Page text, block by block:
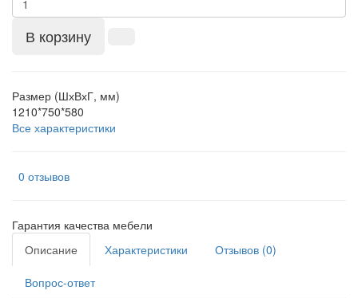
В корзину
Размер (ШхВхГ, мм)
1210*750*580
Все характеристики
0 отзывов
Гарантия качества мебели
Описание
Характеристики Отзывов (0)
Вопрос-ответ